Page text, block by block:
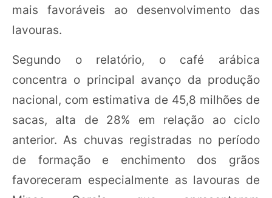
mais favoráveis ao desenvolvimento das
lavouras.
Segundo o relatório, o café arábica
concentra o principal avanço da produção
nacional, com estimativa de 45,8 milhões de
sacas, alta de 28% em relação ao ciclo
anterior. As chuvas registradas no período
de formação e enchimento dos grãos
favoreceram especialmente as lavouras de